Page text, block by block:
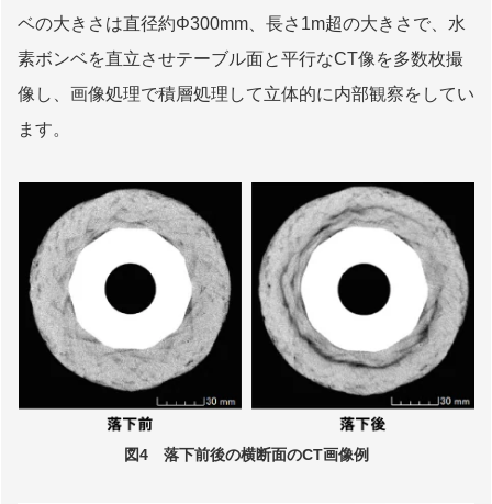
ベの大きさは直径約Φ300mm、長さ1m超の大きさで、水
素ボンベを直立させテーブル面と平行なCT像を多数枚撮
像し、画像処理で積層処理して立体的に内部観察をしてい
ます。
図4 落下前後の横断面のCT画像例